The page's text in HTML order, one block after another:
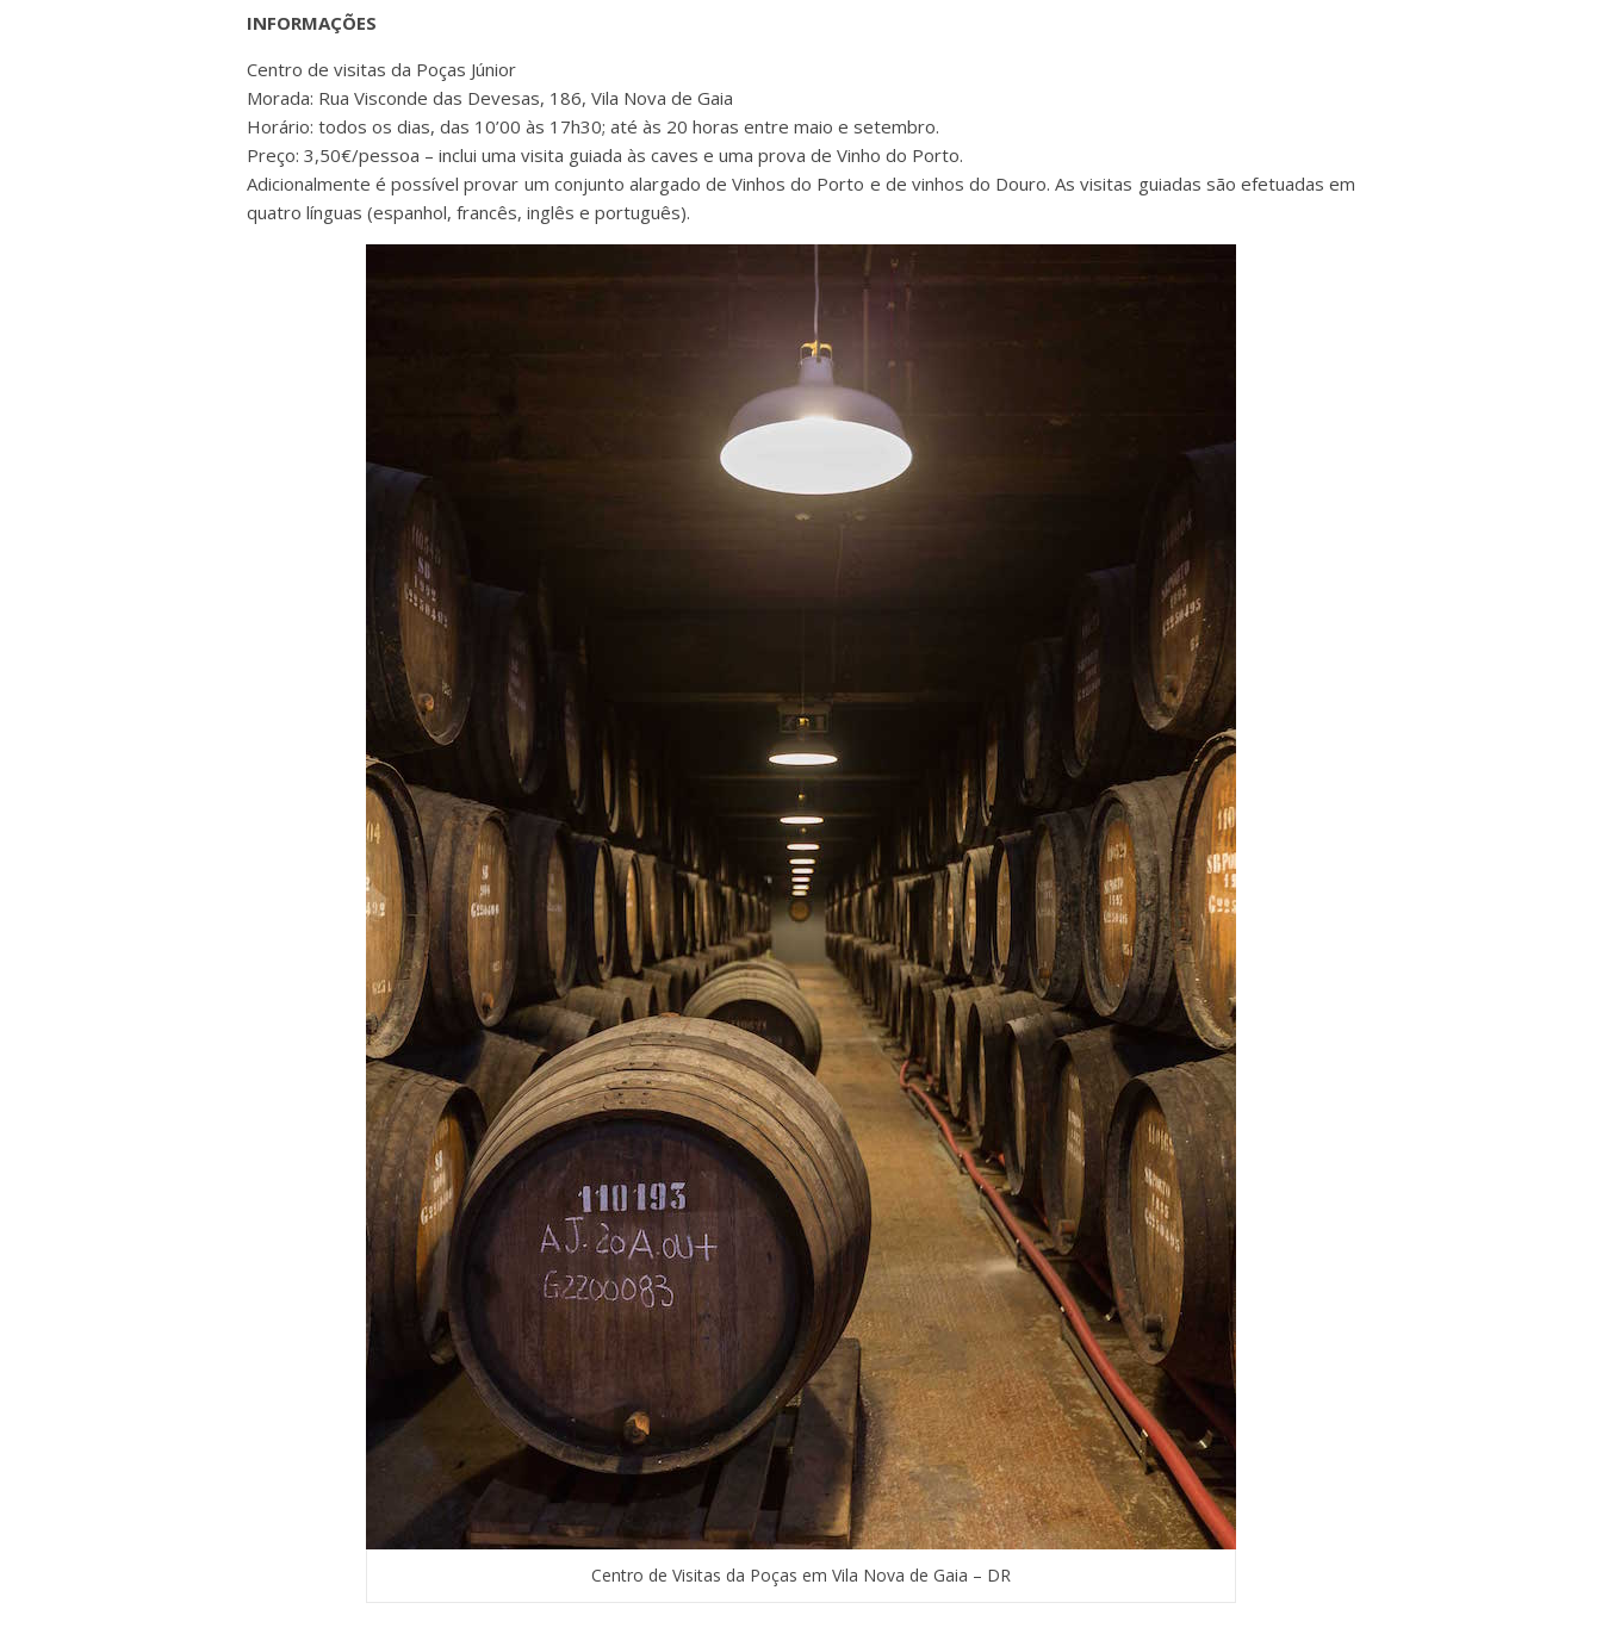
INFORMAÇÕES
Centro de visitas da Poças Júnior
Morada: Rua Visconde das Devesas, 186, Vila Nova de Gaia
Horário: todos os dias, das 10’00 às 17h30; até às 20 horas entre maio e setembro.
Preço: 3,50€/pessoa – inclui uma visita guiada às caves e uma prova de Vinho do Porto.
Adicionalmente é possível provar um conjunto alargado de Vinhos do Porto e de vinhos do Douro. As visitas guiadas são efetuadas em
quatro línguas (espanhol, francês, inglês e português).
Centro de Visitas da Poças em Vila Nova de Gaia – DR